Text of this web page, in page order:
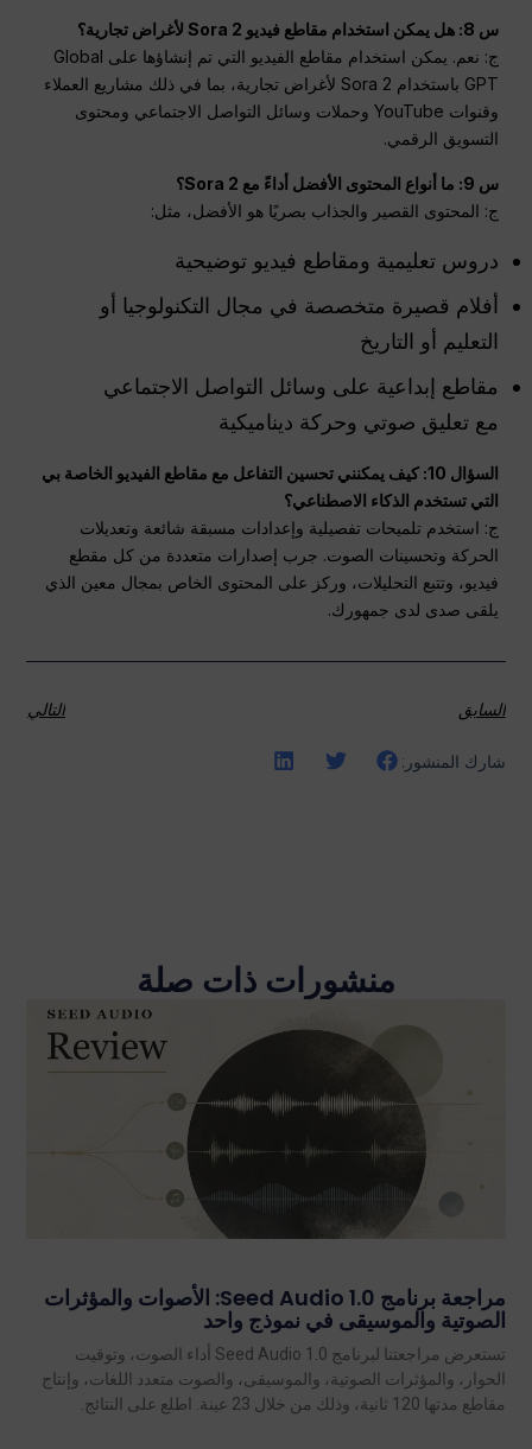
س 8: هل يمكن استخدام مقاطع فيديو Sora 2 لأغراض تجارية؟
ج: نعم. يمكن استخدام مقاطع الفيديو التي تم إنشاؤها على Global
GPT باستخدام Sora 2 لأغراض تجارية، بما في ذلك مشاريع العملاء
وقنوات YouTube وحملات وسائل التواصل الاجتماعي ومحتوى
التسويق الرقمي.
س 9: ما أنواع المحتوى الأفضل أداءً مع Sora 2؟
ج: المحتوى القصير والجذاب بصريًا هو الأفضل، مثل:
دروس تعليمية ومقاطع فيديو توضيحية
أفلام قصيرة متخصصة في مجال التكنولوجيا أو
التعليم أو التاريخ
مقاطع إبداعية على وسائل التواصل الاجتماعي
مع تعليق صوتي وحركة ديناميكية
السؤال 10: كيف يمكنني تحسين التفاعل مع مقاطع الفيديو الخاصة بي
التي تستخدم الذكاء الاصطناعي؟
ج: استخدم تلميحات تفصيلية وإعدادات مسبقة شائعة وتعديلات
الحركة وتحسينات الصوت. جرب إصدارات متعددة من كل مقطع
فيديو، وتتبع التحليلات، وركز على المحتوى الخاص بمجال معين الذي
يلقى صدى لدى جمهورك.
السابق التالي
شارك المنشور:
منشورات ذات صلة
مراجعة برنامج Seed Audio 1.0: الأصوات والمؤثرات
الصوتية والموسيقى في نموذج واحد
تستعرض مراجعتنا لبرنامج Seed Audio 1.0 أداء الصوت، وتوقيت
الحوار، والمؤثرات الصوتية، والموسيقى، والصوت متعدد اللغات، وإنتاج
مقاطع مدتها 120 ثانية، وذلك من خلال 23 عينة. اطلع على النتائج.